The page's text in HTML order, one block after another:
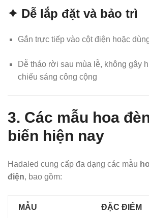
✦ Dễ lắp đặt và bảo trì
Gắn trực tiếp vào cột điện hoặc
Dễ tháo rời sau mùa lễ, không gây
chiếu sáng công cộng
3. Các mẫu hoa
biến hiện nay
Hadaled cung cấp đa dạng các mẫu
điện, bao gồm:
MẪU ĐẶC ĐIỂM